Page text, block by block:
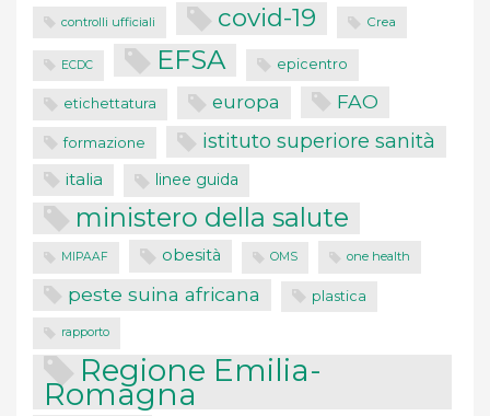
controlli ufficiali covid-19 Crea
ECDC EFSA epicentro
etichettatura europa FAO
formazione istituto superiore sanità
italia linee guida
ministero della salute
MIPAAF obesità OMS one health
peste suina africana plastica
rapporto
Regione Emilia-
Romagna